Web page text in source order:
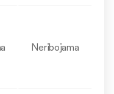
Neribojama